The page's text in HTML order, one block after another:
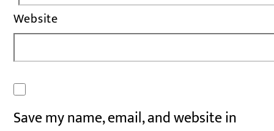
Website
Save my name, email, and website in